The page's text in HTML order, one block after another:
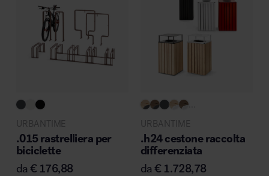
URBANTIME
.015 rastrelliera per
biciclette
da€ 176,88
URBANTIME
.h24 cestone raccolta
differenziata
da€ 1.728,78